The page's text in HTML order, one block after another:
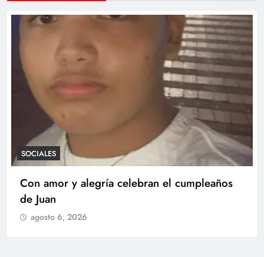
SOCIALES
Con amor y alegría celebran el cumpleaños
de Juan
agosto 6, 2026